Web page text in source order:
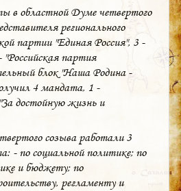
в областной Думе четвертого
регионального
партии "Единая Россия", 3 -
партия
блок "Наша Родина -
4 мандата, 1 -
достойную жизнь и
созыва работали 3
- по социальной политике; по
и бюджету; по
регламенту и